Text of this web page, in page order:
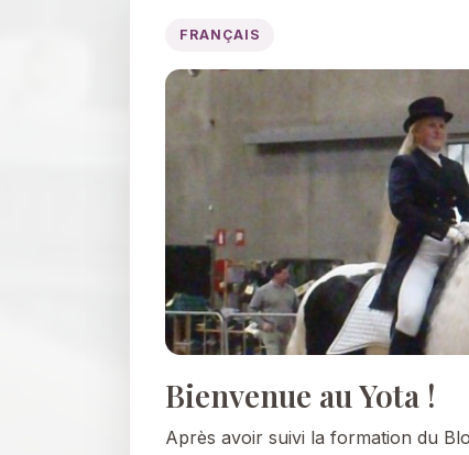
FRANÇAIS
Bienvenue au Yota !
Après avoir suivi la formation du